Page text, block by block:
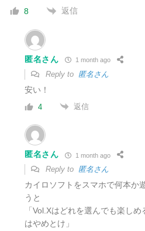
8 返信
匿名さん 1 month ago
Reply to 匿名さん
安い！
4 返信
匿名さん 1 month ago
Reply to 匿名さん
カイロソフトをスマホで何本か
うと
「Vol.Xはどれを選んでも楽し
はやめとけ」